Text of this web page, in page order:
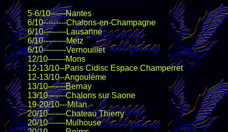
5-6/10------Nantes
6/10---------Chalons-en-Champagne
6/10---------Lausanne
6/10---------Metz
6/10---------Vernouillet
12/10-------Mons
12-13/10--Paris Cidisc Espace Champerret
12-13/10--Angouléme
13/10-------Bernay
13/10-------Chalons sur Saone
19-20/10---Milan
20/10-------Chateau Thierry
20/10-------Mulhouse